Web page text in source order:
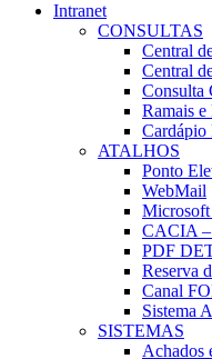
Intranet
CONSULTAS
Central
Central
Consulta
Ramais
Cardápio
ATALHOS
Ponto
WebMail
CACIA
PDF
Reserva
Canal
Sistema
SISTEMAS
Achados